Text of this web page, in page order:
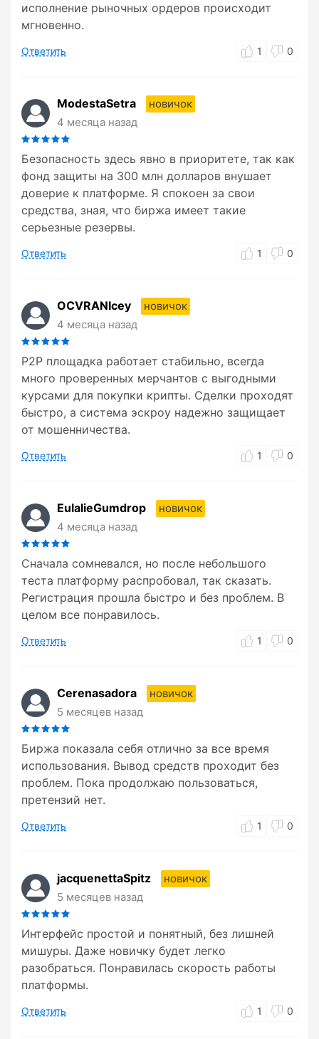
исполнение рыночных ордеров происходит
мгновенно.
Ответить 1 0
ModestaSetra
новичок
4 месяца назад
Безопасность здесь явно в приоритете, так как
фонд защиты на 300 млн долларов внушает
доверие к платформе. Я спокоен за свои
средства, зная, что биржа имеет такие
серьезные резервы.
Ответить 1 0
OCVRANIcey
новичок
4 месяца назад
P2P площадка работает стабильно, всегда
много проверенных мерчантов с выгодными
курсами для покупки крипты. Сделки проходят
быстро, а система эскроу надежно защищает
от мошенничества.
Ответить 1 0
EulalieGumdrop
новичок
4 месяца назад
Сначала сомневался, но после небольшого
теста платформу распробовал, так сказать.
Регистрация прошла быстро и без проблем. В
целом все понравилось.
Ответить 1 0
Cerenasadora
новичок
5 месяцев назад
Биржа показала себя отлично за все время
использования. Вывод средств проходит без
проблем. Пока продолжаю пользоваться,
претензий нет.
Ответить 1 0
jacquenettaSpitz
новичок
5 месяцев назад
Интерфейс простой и понятный, без лишней
мишуры. Даже новичку будет легко
разобраться. Понравилась скорость работы
платформы.
Ответить 1 0